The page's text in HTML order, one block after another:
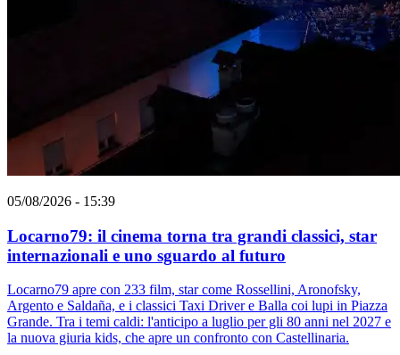
05/08/2026 - 15:39
Locarno79: il cinema torna tra grandi classici, star
internazionali e uno sguardo al futuro
Locarno79 apre con 233 film, star come Rossellini, Aronofsky,
Argento e Saldaña, e i classici Taxi Driver e Balla coi lupi in Piazza
Grande. Tra i temi caldi: l'anticipo a luglio per gli 80 anni nel 2027 e
la nuova giuria kids, che apre un confronto con Castellinaria.